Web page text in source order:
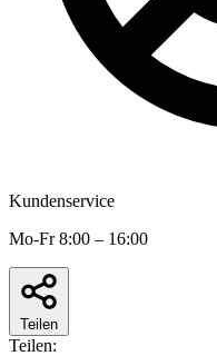
Kundenservice
Mo-Fr 8:00 – 16:00
Teilen
Teilen: